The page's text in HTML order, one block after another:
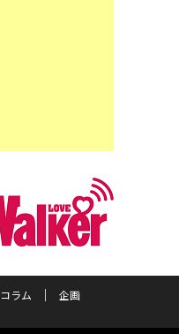
コラム 企画